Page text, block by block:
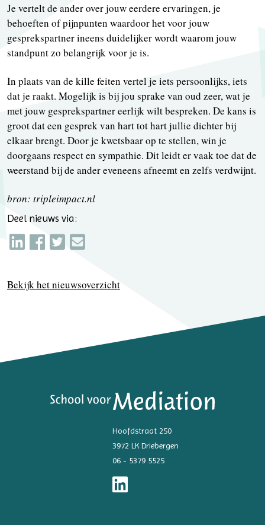
Je vertelt de ander over jouw eerdere ervaringen, je
behoeften of pijnpunten waardoor het voor jouw
gesprekspartner ineens duidelijker wordt waarom jouw
standpunt zo belangrijk voor je is.
In plaats van de kille feiten vertel je iets persoonlijks, iets
dat je raakt. Mogelijk is bij jou sprake van oud zeer, wat je
met jouw gesprekspartner eerlijk wilt bespreken. De kans is
groot dat een gesprek van hart tot hart jullie dichter bij
elkaar brengt. Door je kwetsbaar op te stellen, win je
doorgaans respect en sympathie. Dit leidt er vaak toe dat de
weerstand bij de ander eveneens afneemt en zelfs verdwijnt.
bron: tripleimpact.nl
Deel nieuws via:
Bekijk het nieuwsoverzicht
Hoofdstraat 250
3972 LK Driebergen
06 - 5379 5525